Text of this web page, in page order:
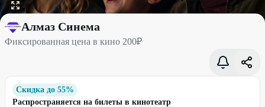
Фиксированная цена в кино 200₽ со скидкой до 55% - Алмаз
Алмаз Синема
Фиксированная цена в кино 200₽
Скидка до 55%
Распространяется на билеты в кинотеатр